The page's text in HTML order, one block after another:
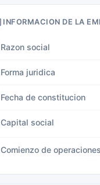
INFORMACION DE LA
Razon social
Forma juridica
Fecha de constitucion
Capital social
Comienzo de operaciones